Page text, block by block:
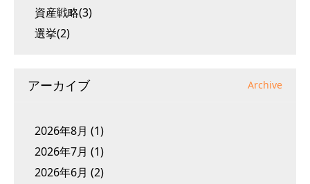
資産戦略(3)
選挙(2)
アーカイブ Archive
2026年8月 (1)
2026年7月 (1)
2026年6月 (2)